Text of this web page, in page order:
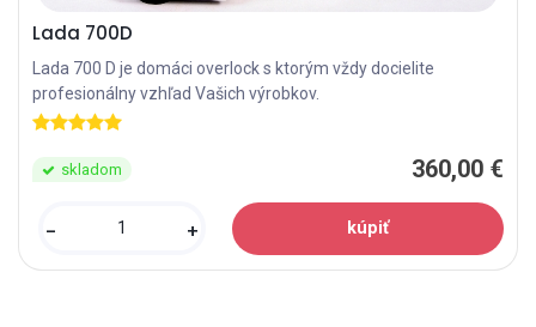
Lada 700D
Lada 700 D je domáci overlock s ktorým vždy docielite
profesionálny vzhľad Vašich výrobkov.
360,00 €
- +
skladom